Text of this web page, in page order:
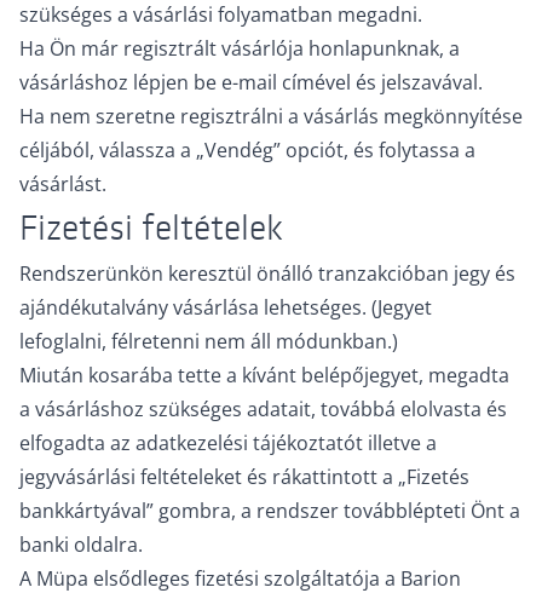
szükséges a vásárlási folyamatban megadni.
Ha Ön már regisztrált vásárlója honlapunknak, a
vásárláshoz lépjen be e-mail címével és jelszavával.
Ha nem szeretne regisztrálni a vásárlás megkönnyítése
céljából, válassza a „Vendég” opciót, és folytassa a
vásárlást.
Fizetési feltételek
Rendszerünkön keresztül önálló tranzakcióban jegy és
ajándékutalvány vásárlása lehetséges. (Jegyet
lefoglalni, félretenni nem áll módunkban.)
Miután kosarába tette a kívánt belépőjegyet, megadta
a vásárláshoz szükséges adatait, továbbá elolvasta és
elfogadta az adatkezelési tájékoztatót illetve a
jegyvásárlási feltételeket és rákattintott a „Fizetés
bankkártyával” gombra, a rendszer továbblépteti Önt a
banki oldalra.
A Müpa elsődleges fizetési szolgáltatója a Barion